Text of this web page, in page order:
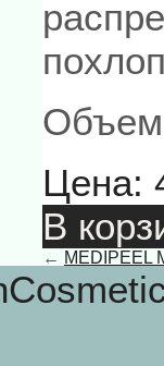
Цена:
В
← MEDIPEEL